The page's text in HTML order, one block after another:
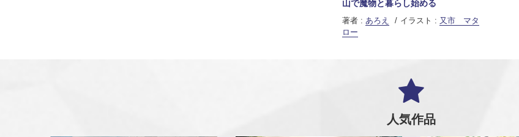
山で魔物と暮らし始める
著者 : あろえ イラスト : 又市 マタ
ロー
人気作品